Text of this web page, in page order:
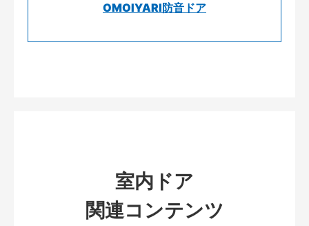
OMOIYARI防音ドア
室内ドア
関連コンテンツ